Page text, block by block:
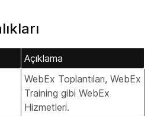
Açıklama
WebEx Toplantıları, WebEx
Training gibi WebEx
Hizmetleri.